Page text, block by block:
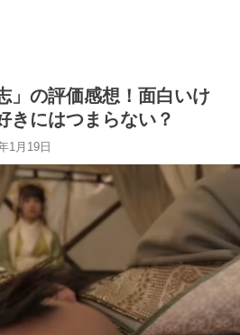
」の評価感想！面白いけ
きにはつまらない？
1月19日